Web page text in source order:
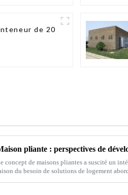
de 20
pliante : perspectives de
concept de maisons pliantes a suscité un
du besoin de solutions de logement